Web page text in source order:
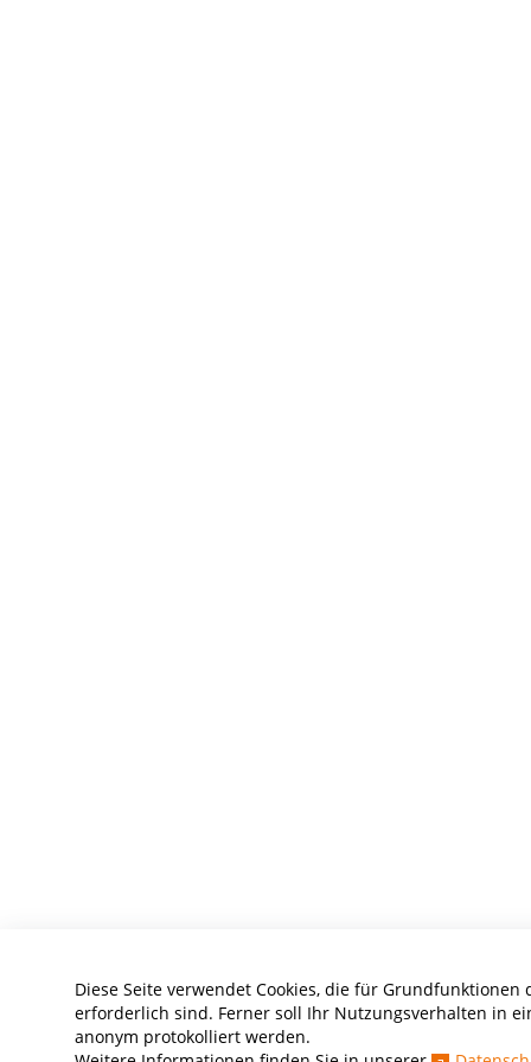
Diese Seite verwendet Cookies, die für Grundfunktionen
erforderlich sind. Ferner soll Ihr Nutzungsverhalten in
anonym protokolliert werden.